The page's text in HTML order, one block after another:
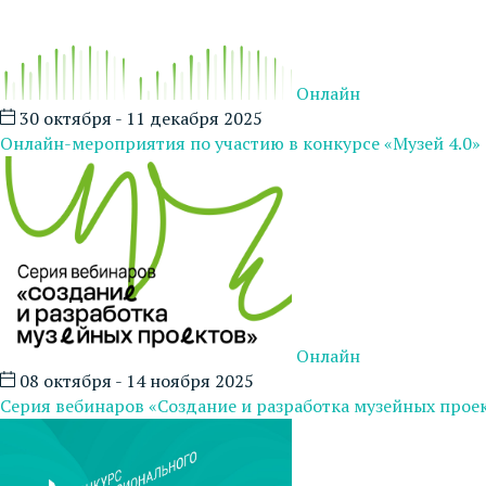
Онлайн
30 октября - 11 декабря 2025
Онлайн-мероприятия по участию в конкурсе «Музей 4.0»
Онлайн
08 октября - 14 ноября 2025
Серия вебинаров «Создание и разработка музейных